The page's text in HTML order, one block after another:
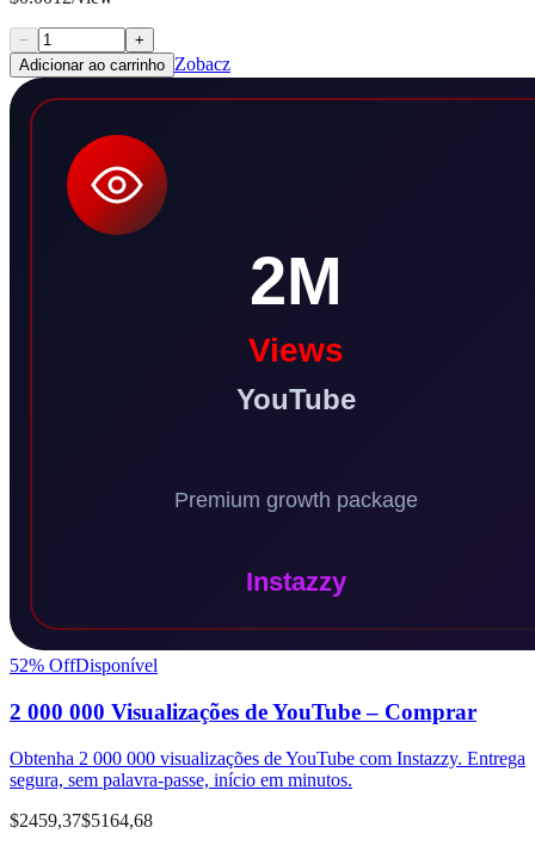
−
+
Adicionar ao carrinho Zobacz
52% OffDisponível
2 000 000 Visualizações de YouTube – Comprar
Obtenha 2 000 000 visualizações de YouTube com Instazzy. Entrega
segura, sem palavra-passe, início em minutos.
$2459,37$5164,68